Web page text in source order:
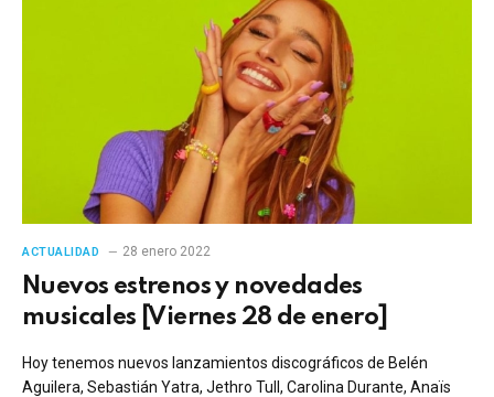
ACTUALIDAD 28 enero 2022
Nuevos estrenos y novedades
musicales [Viernes 28 de enero]
Hoy tenemos nuevos lanzamientos discográficos de Belén
Aguilera, Sebastián Yatra, Jethro Tull, Carolina Durante, Anaïs